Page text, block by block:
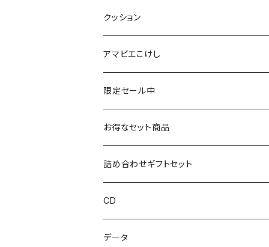
やじろうちゃん
ばんつぁん
ズンダリアンシリーズ
ノート
メモ帳
クリアファイル
フォトフレーム
クッション
アマビエこけし
限定セール中
お得なセット商品
詰め合わせギフトセット
CD
データ